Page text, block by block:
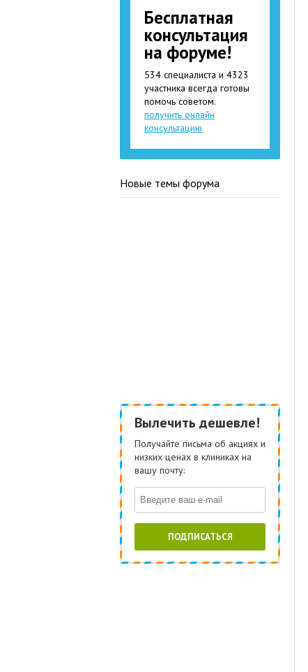
Бесплатная
консультация
на форуме!
534 специалиста и 4323
участника всегда готовы
помочь советом.
получить онлайн
консультацию
Новые темы форума
Вылечить дешевле!
Получайте письма об акциях и
низких ценах в клиниках на
вашу почту:
ПОДПИСАТЬСЯ